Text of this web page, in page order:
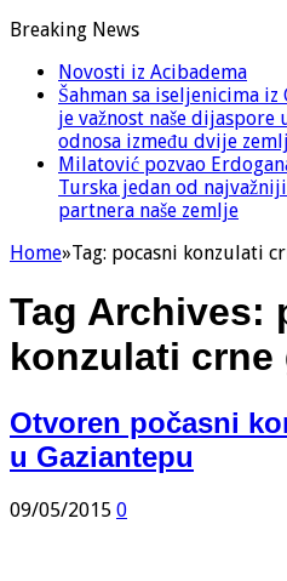
Breaking News
Novosti iz Acibadema
Šahman sa iseljenicima
je važnost naše
odnosa između dvije
Milatović pozvao
Turska jedan od
partnera naše zemlje
Home»Tag: pocasni konzulati
Tag Archives:
konzulati crne
Otvoren počasni
u Gaziantepu
09/05/2015 0